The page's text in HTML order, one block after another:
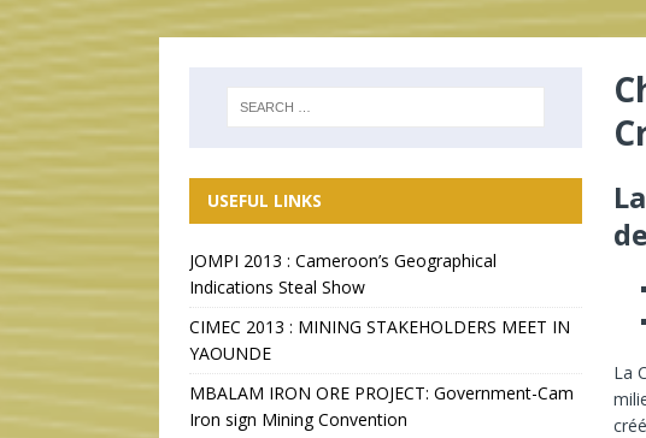
La
USEFUL LINKS
JOMPI 2013 : Cameroon’s Geographical
Indications Steal Show
CIMEC 2013 : MINING STAKEHOLDERS MEET IN
YAOUNDE
MBALAM IRON ORE PROJECT: Government-Cam
Iron sign Mining Convention